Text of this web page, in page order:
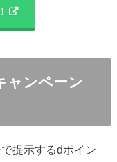
ャンペーン
提示するdポイン